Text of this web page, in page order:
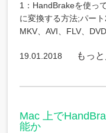
1：HandBrakeを使っ
に変換する方法;パー
MKV、AVI、FLV、
19.01.2018 もっ
Mac 上で
能か